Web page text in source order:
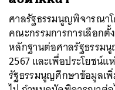
ศาลรัฐธรรมนูญพิจารณา
คณะกรรมการการเลือก
หลักฐานต่อศาลรัฐธรรม
2567 และเพื่อประโยชน์
รัฐธรรมนูญศึกษาข้อมูลเ